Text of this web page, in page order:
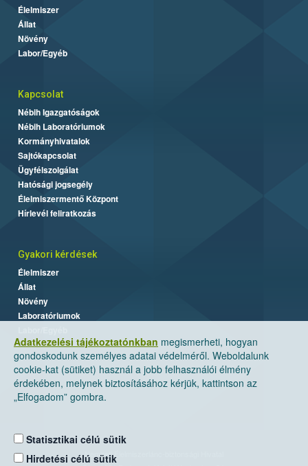
Adatkezelési tájékoztatónkban megismerheti, hogyan
gondoskodunk személyes adatai védelméről. Weboldalunk
cookie-kat (sütiket) használ a jobb felhasználói élmény
érdekében, melynek biztosításához kérjük, kattintson az
„Elfogadom” gombra.
Statisztikai célú sütik
Hirdetési célú sütik
Élelmiszer
Állat
Növény
Labor/Egyéb
Kapcsolat
Nébih Igazgatóságok
Nébih Laboratóriumok
Kormányhivatalok
Sajtókapcsolat
Ügyfélszolgálat
Hatósági jogsegély
Élelmiszermentő Központ
Hírlevél feliratkozás
Gyakori kérdések
Élelmiszer
Állat
Növény
Laboratóriumok
Nemzeti Élelmiszerlánc-biztonsági Hivatal